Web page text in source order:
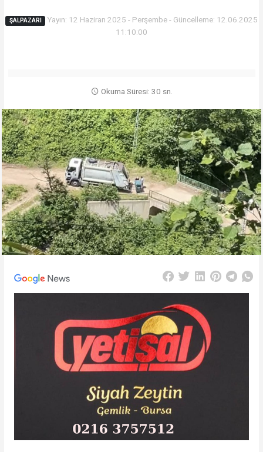
ŞALPAZARI
Yayın: 12 Haziran 2025 - Perşembe - Güncelleme: 12.06.2025
11:10:00
Okuma Süresi: 30 sn.